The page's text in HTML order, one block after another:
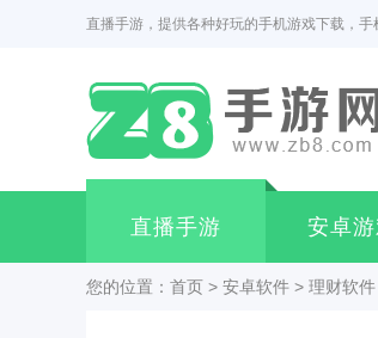
直播手游，提供各种好玩的手机游戏下载，手
直播手游 安卓游
您的位置： 首页 > 安卓软件 > 理财软件